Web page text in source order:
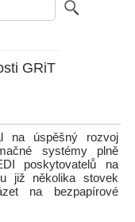
GRiT
na úspěšný rozvoj
systémy plně
poskytovatelů na
již několika stovek
na bezpapírové